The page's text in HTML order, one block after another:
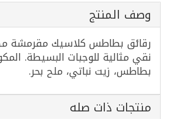
وصف المنتج
رقائق بطاطس كلاسيك مقرمشة
نقي مثالية للوجبات البسيطة.
بطاطس، زيت نباتي، ملح بحر.
منتجات ذات صله